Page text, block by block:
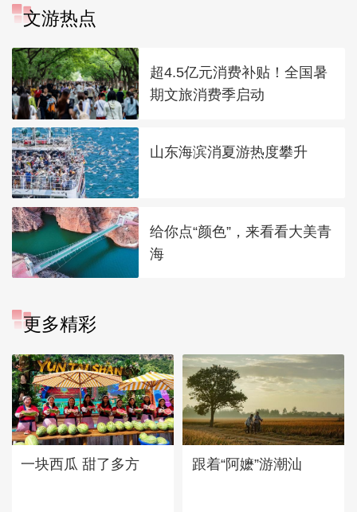
文游热点
超4.5亿元消费补贴！全国暑
期文旅消费季启动
山东海滨消夏游热度攀升
给你点“颜色”，来看看大美青
海
更多精彩
一块西瓜 甜了多方 跟着“阿嬷”游潮汕